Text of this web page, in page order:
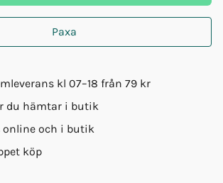
Paxa
kl 07–18 från 79 kr
du hämtar i butik
online och i butik
köp